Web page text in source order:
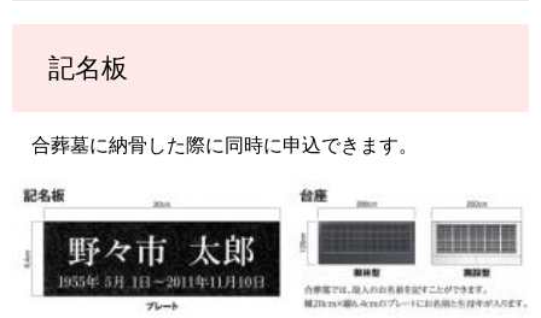
記名板
合葬墓に納骨した際に同時に申込できます。